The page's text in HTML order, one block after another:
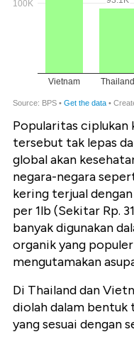
Popularitas ciplukan
tersebut tak lepas
global akan
negara-negara
kering terjual
per 1lb (Sekitar Rp.
banyak digunakan
organik yang
mengutamakan
Di Thailand dan
diolah dalam bentuk
yang sesuai dengan